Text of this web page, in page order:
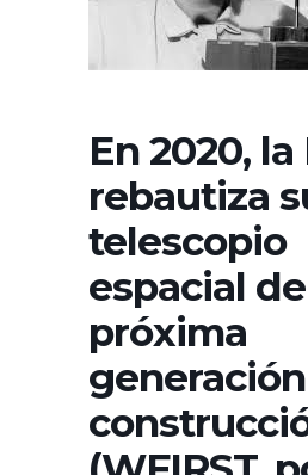
En 2020, la
rebautiza
telescopio
espacial de
próxima